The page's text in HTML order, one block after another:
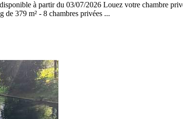
à partir du 03/07/2026 Louez votre chambre
379 m² - 8 chambres privées ...